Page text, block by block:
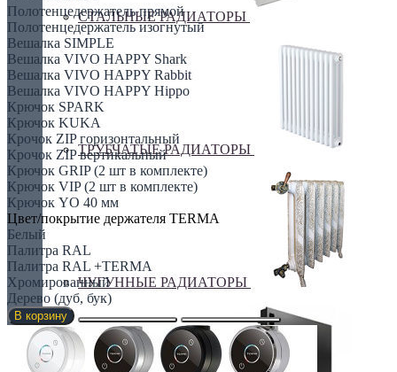
СТАЛЬНЫЕ РАДИАТОРЫ
ТРУБЧАТЫЕ РАДИАТОРЫ
ЧУГУННЫЕ РАДИАТОРЫ
Полотенцедержатель прямой
Полотенцедержатель изогнутый
Вешалка SIMPLE
Вешалка VIVO HAPPY Shark
Вешалка VIVO HAPPY Rabbit
Вешалка VIVO HAPPY Hippo
Крючок SPARK
Крючок KUKA
Крочок ZIP горизонтальный
Крочок ZIP вертикальный
Крючок GRIP (2 шт в комплекте)
Крючок VIP (2 шт в комплекте)
Крючок YO 40 мм
Цвет/покрытие держателя TERMA
Белый
Палитра RAL
Палитра RAL +TERMA
Хромированный
Дерево (дуб, бук)
В корзину